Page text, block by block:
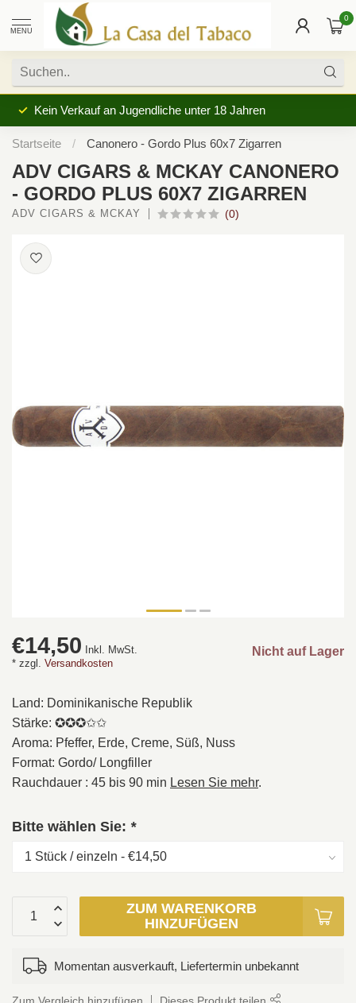
MENU
0
Kein Verkauf an Jugendliche unter 18 Jahren
Startseite / Canonero - Gordo Plus 60x7 Zigarren
ADV CIGARS & MCKAY CANONERO
- GORDO PLUS 60X7 ZIGARREN
ADV CIGARS & MCKAY (0)
€14,50
Inkl. MwSt.
* zzgl. Versandkosten
Nicht auf Lager
Land: Dominikanische Republik
Stärke: ✪✪✪✩✩
Aroma: Pfeffer, Erde, Creme, Süß, Nuss
Format: Gordo/ Longfiller
Rauchdauer : 45 bis 90 min Lesen Sie mehr.
Bitte wählen Sie: *
ZUM WARENKORB
HINZUFÜGEN
Momentan ausverkauft, Liefertermin unbekannt